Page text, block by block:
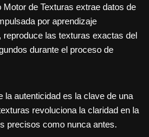
de Texturas extrae datos de
por aprendizaje
las texturas exactas del
durante el proceso de
la autenticidad es la clave de una
revoluciona la claridad en la
precisos como nunca antes.